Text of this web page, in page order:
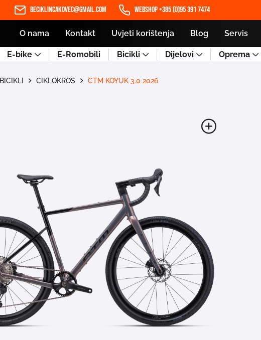
beciklincakovec@gmail.com WEBSHOP +385 (0)95 391 7474
O nama Kontakt Uvjeti korištenja Blog Servis
E-bike E-Romobili Bicikli Dijelovi Oprema
BICIKLI CIKLOKROS CTM KOYUK 3.0 2026